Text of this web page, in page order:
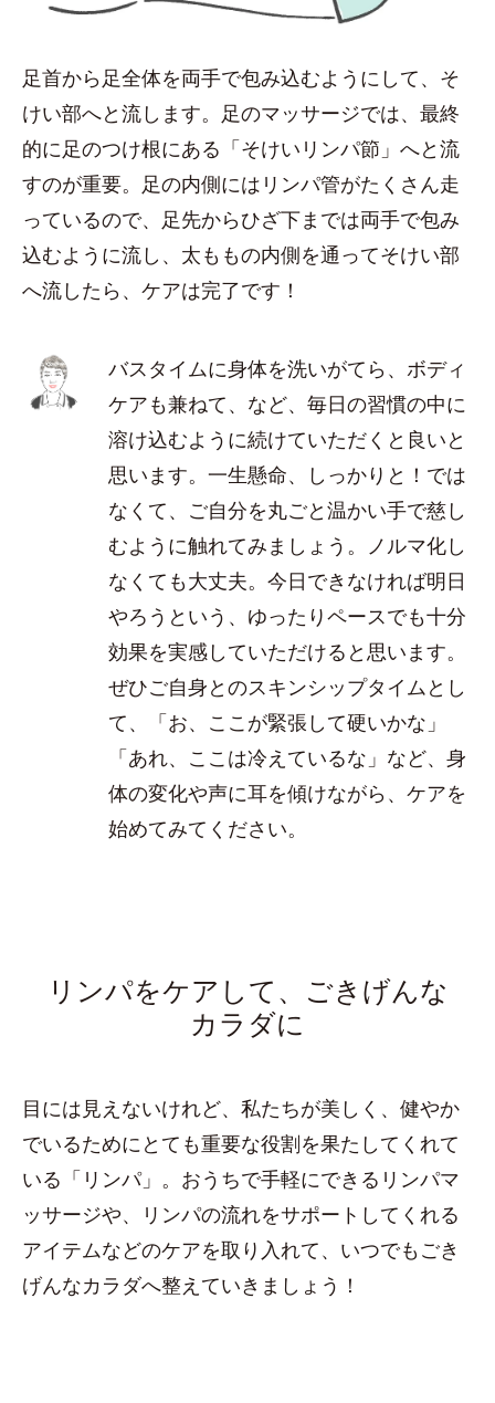
足首から足全体を両手で包み込むようにして、そ
けい部へと流します。足のマッサージでは、最終
的に足のつけ根にある「そけいリンパ節」へと流
すのが重要。足の内側にはリンパ管がたくさん走
っているので、足先からひざ下までは両手で包み
込むように流し、太ももの内側を通ってそけい部
へ流したら、ケアは完了です！
バスタイムに身体を洗いがてら、ボディ
ケアも兼ねて、など、毎日の習慣の中に
溶け込むように続けていただくと良いと
思います。一生懸命、しっかりと！では
なくて、ご自分を丸ごと温かい手で慈し
むように触れてみましょう。ノルマ化し
なくても大丈夫。今日できなければ明日
やろうという、ゆったりペースでも十分
効果を実感していただけると思います。
ぜひご自身とのスキンシップタイムとし
て、「お、ここが緊張して硬いかな」
「あれ、ここは冷えているな」など、身
体の変化や声に耳を傾けながら、ケアを
始めてみてください。
リンパをケアして、ごきげんな
カラダに
目には見えないけれど、私たちが美しく、健やか
でいるためにとても重要な役割を果たしてくれて
いる「リンパ」。おうちで手軽にできるリンパマ
ッサージや、リンパの流れをサポートしてくれる
アイテムなどのケアを取り入れて、いつでもごき
げんなカラダへ整えていきましょう！